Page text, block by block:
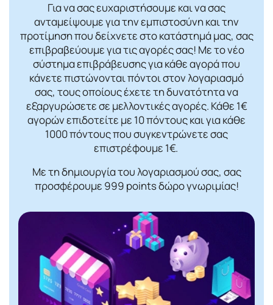
Για να σας ευχαριστήσουμε και να σας
ανταμείψουμε για την εμπιστοσύνη και την
προτίμηση που δείχνετε στο κατάστημά μας, σας
επιβραβεύουμε για τις αγορές σας! Mε το νέο
σύστημα επιβράβευσης για κάθε αγορά που
κάνετε πιστώνονται πόντοι στον λογαριασμό
σας, τους οποίους έχετε τη δυνατότητα να
εξαργυρώσετε σε μελλοντικές αγορές. Κάθε 1€
αγορών επιδοτείτε με 10 πόντους και για κάθε
1000 πόντους που συγκεντρώνετε σας
επιστρέφουμε 1€.
Με τη δημιουργία του λογαριασμού σας, σας
προσφέρουμε 999 points δώρο γνωριμίας!